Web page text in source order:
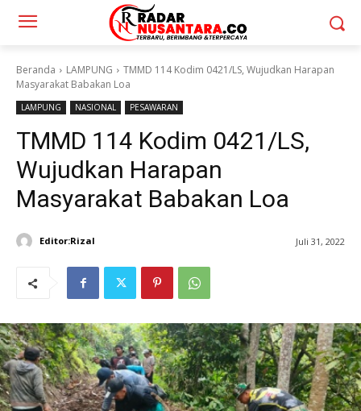
Beranda LAMPUNG
TMMD 114 Kodim 0421/LS, Wujudkan Harapan
Masyarakat Babakan Loa
LAMPUNG NASIONAL PESAWARAN
TMMD 114 Kodim 0421/LS,
Wujudkan Harapan
Masyarakat Babakan Loa
Editor:Rizal Juli 31, 2022